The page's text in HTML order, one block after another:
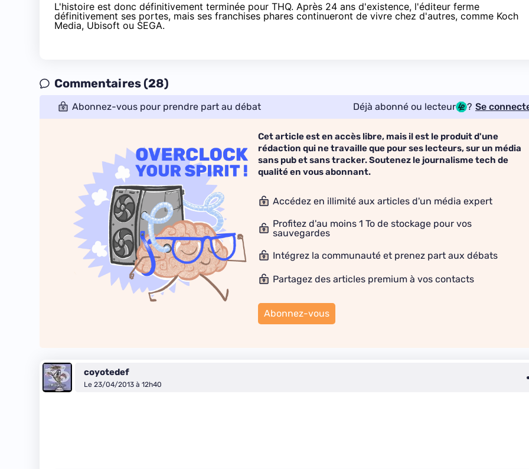
L'histoire est donc définitivement terminée pour THQ. Après 24 ans d'existence, l'éditeur ferme
définitivement ses portes, mais ses franchises phares continueront de vivre chez d'autres, comme Koch
Media, Ubisoft ou SEGA.
Commentaires (28)
Abonnez-vous pour prendre part au débat Déjà abonné ou lecteur ? Se
Cet article est en accès libre, mais il est le produit d'une
rédaction qui ne travaille que pour ses lecteurs, sur un média
sans pub et sans tracker. Soutenez le journalisme tech de
qualité en vous abonnant.
Accédez en illimité aux articles d'un média expert
Profitez d'au moins 1 To de stockage pour vos
sauvegardes
Intégrez la communauté et prenez part aux débats
Partagez des articles premium à vos contacts
Abonnez-vous
coyotedef
Le 23/04/2013 à 12h40